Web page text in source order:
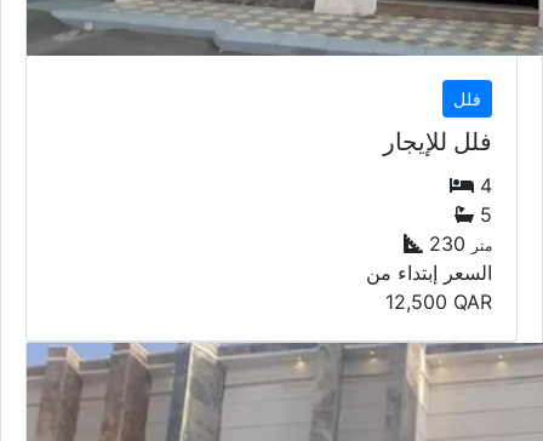
فلل
فلل للإيجار
4
5
230 متر
السعر إبتداء من
12,500 QAR